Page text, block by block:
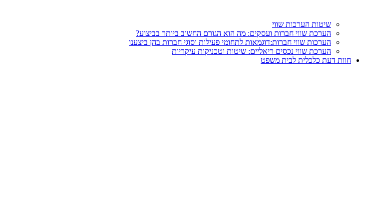
שיטות הערכות שווי
הערכת שווי חברות ועסקים: מה הוא הגורם החשוב ביותר בביצוע?
הערכות שווי חברות:דוגמאות לתחומי פעילות וסוגי חברות בהן ביצענו
הערכת שווי נכסים ריאליים: שיטות וטכניקות עיקריות
חוות דעת כלכלית לבית משפט